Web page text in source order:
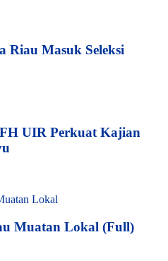
Riau Masuk Seleksi
UIR Perkuat Kajian
Muatan Lokal (Full)